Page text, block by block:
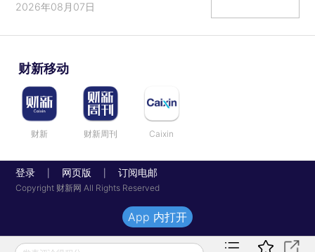
2026年08月07日
财新移动
财新 财新周刊 Caixin
登录 网页版 订阅电邮
Copyright 财新网 All Rights Reserved
App 内打开